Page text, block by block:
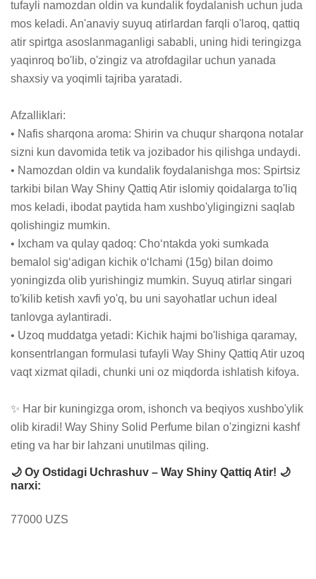
tufayli namozdan oldin va kundalik foydalanish uchun juda
mos keladi. An'anaviy suyuq atirlardan farqli o'laroq, qattiq
atir spirtga asoslanmaganligi sababli, uning hidi teringizga
yaqinroq bo'lib, o'zingiz va atrofdagilar uchun yanada
shaxsiy va yoqimli tajriba yaratadi.
Afzalliklari:
• Nafis sharqona aroma: Shirin va chuqur sharqona notalar
sizni kun davomida tetik va jozibador his qilishga undaydi.
• Namozdan oldin va kundalik foydalanishga mos: Spirtsiz
tarkibi bilan Way Shiny Qattiq Atir islomiy qoidalarga to'liq
mos keladi, ibodat paytida ham xushbo'yligingizni saqlab
qolishingiz mumkin.
• Ixcham va qulay qadoq: Cho‘ntakda yoki sumkada
bemalol sig‘adigan kichik o‘lchami (15g) bilan doimo
yoningizda olib yurishingiz mumkin. Suyuq atirlar singari
to'kilib ketish xavfi yo'q, bu uni sayohatlar uchun ideal
tanlovga aylantiradi.
• Uzoq muddatga yetadi: Kichik hajmi bo'lishiga qaramay,
konsentrlangan formulasi tufayli Way Shiny Qattiq Atir uzoq
vaqt xizmat qiladi, chunki uni oz miqdorda ishlatish kifoya.
✨ Har bir kuningizga orom, ishonch va beqiyos xushbo'ylik
olib kiradi! Way Shiny Solid Perfume bilan o'zingizni kashf
eting va har bir lahzani unutilmas qiling.
🌙 Oy Ostidagi Uchrashuv – Way Shiny Qattiq Atir! 🌙
narxi:
77000 UZS